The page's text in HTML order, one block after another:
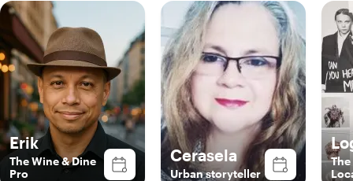
Erik
The Wine & Dine
Pro
Cerasela
Urban storyteller